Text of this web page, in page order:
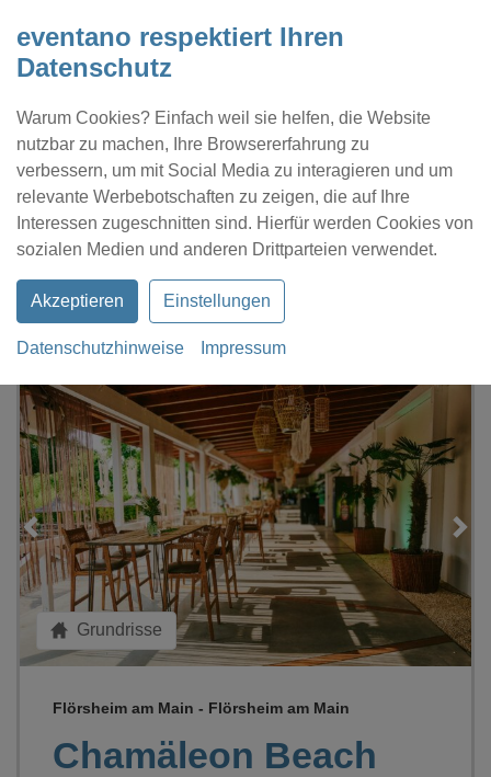
eventano respektiert Ihren
Datenschutz
Warum Cookies? Einfach weil sie helfen, die Website
nutzbar zu machen, Ihre Browsererfahrung zu
verbessern, um mit Social Media zu interagieren und um
relevante Werbebotschaften zu zeigen, die auf Ihre
Interessen zugeschnitten sind. Hierfür werden Cookies von
sozialen Medien und anderen Drittparteien verwendet.
Akzeptieren Einstellungen
Datenschutzhinweise Impressum
Kontakt Location eintragen Profil
Flörsheim am Main
Loading...
Grundrisse
Chamäleon Beach
Flörsheim am Main - Flörsheim am Main